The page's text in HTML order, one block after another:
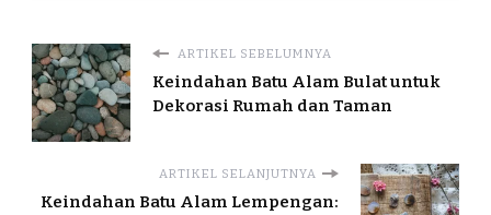
ARTIKEL SEBELUMNYA
Keindahan Batu Alam Bulat untuk
Dekorasi Rumah dan Taman
ARTIKEL SELANJUTNYA
Keindahan Batu Alam Lempengan: